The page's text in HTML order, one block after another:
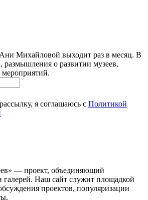
Михайловой выходит раз в месяц. В
размышления о развитии музеев,
я соглашаюсь с Политикой
— проект, объединяющий
галерей. Наш сайт служит площадкой
проектов, популяризации